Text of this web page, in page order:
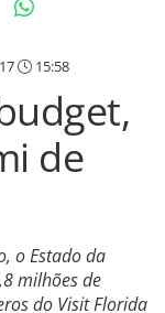
15:58
de
o Estado da
milhões de
do Visit Florida